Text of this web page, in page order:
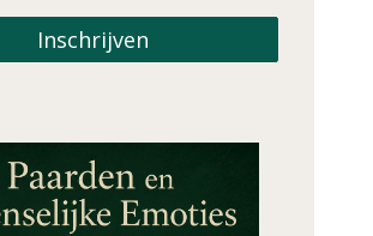
Inschrijven